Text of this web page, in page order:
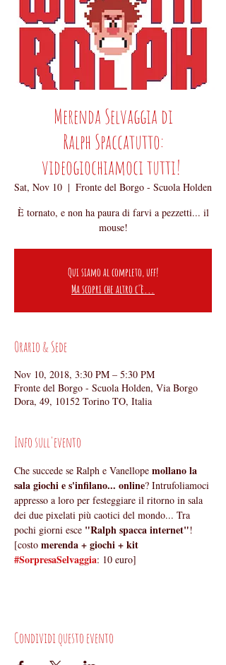
Merenda Selvaggia di
Ralph Spaccatutto:
videogiochiamoci tutti!
Sat, Nov 10
  |
Fronte del Borgo - Scuola Holden
È tornato, e non ha paura di farvi a pezzetti... il
mouse!
Qui siamo al completo, uff!
Ma scopri che altro c'è...
Orario & Sede
Nov 10, 2018, 3:30 PM – 5:30 PM
Fronte del Borgo - Scuola Holden, Via Borgo
Dora, 49, 10152 Torino TO, Italia
Info sull'evento
Che succede se Ralph e Vanellope mollano la
sala giochi e s'infilano... online? Intrufoliamoci
appresso a loro per festeggiare il ritorno in sala
dei due pixelati più caotici del mondo... Tra
pochi giorni esce "Ralph spacca internet"!
[costo merenda + giochi + kit
#SorpresaSelvaggia: 10 euro]
Condividi questo evento